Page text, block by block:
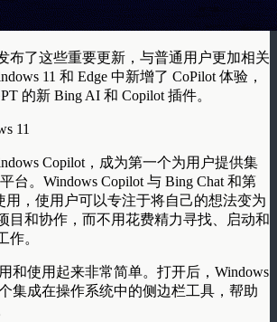
布了这些重要更新，与普通用户更加相关
11 和 Edge 中新增了 CoPilot 体验，
的新 Bing AI 和 Copilot 插件。
11
Copilot，成为第一个为用户提供集
台。Windows Copilot 与 Bing Chat 和第
用，使用户可以专注于将自己的想法变为
目和协作，而不用花费精力寻找、启动和
作。
和使用起来非常简单。打开后，Windows
集成在操作系统中的侧边栏工具，帮助